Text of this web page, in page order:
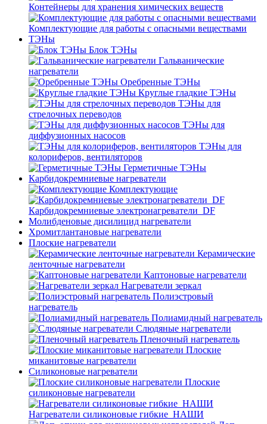
Контейнеры для хранения химических веществ
Комплектующие для работы с опасными веществами
ТЭНы
Блок ТЭНы
Гальванические
нагреватели
Оребренные ТЭНы
Круглые гладкие ТЭНы
ТЭНы для
стрелочных переводов
ТЭНы для
диффузионных насосов
ТЭНы для
колориферов, вентиляторов
Герметичные ТЭНы
Карбидокремниевые нагреватели
Комплектующие
Карбидокремниевые электронагреватели_DF
Молибденовые дисилицид нагреватели
Хромитлантановые нагреватели
Плоские нагреватели
Керамические
ленточные нагреватели
Каптоновые нагреватели
Нагреватели зеркал
Полиэстровый
нагреватель
Полиамидный нагреватель
Слюдяные нагреватели
Пленочный нагреватель
Плоские
миканитовые нагреватели
Силиконовые нагреватели
Плоские
силиконовые нагреватели
Нагреватели силиконовые гибкие_НАШИ